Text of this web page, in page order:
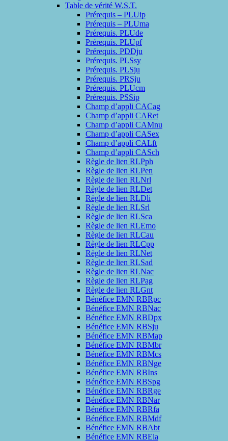
Table de vérité W.S.T.
Prérequis – PLUip
Prérequis – PLUma
Prérequis. PLUde
Prérequis. PLUpf
Prérequis. PDDju
Prérequis. PLSsy
Prérequis. PLSju
Prérequis. PRSju
Prérequis. PLUcm
Prérequis. PSSip
Champ d’appli CACag
Champ d’appli CARet
Champ d’appli CAMnu
Champ d’appli CASex
Champ d’appli CALft
Champ d’appli CASch
Règle de lien RLPph
Règle de lien RLPen
Règle de lien RLNrl
Règle de lien RLDet
Règle de lien RLDli
Règle de lien RLSrl
Règle de lien RLSca
Règle de lien RLEmo
Règle de lien RLCau
Règle de lien RLCpp
Règle de lien RLNet
Règle de lien RLSad
Règle de lien RLNac
Règle de lien RLPag
Règle de lien RLGnt
Bénéfice EMN RBRpc
Bénéfice EMN RBNac
Bénéfice EMN RBDpx
Bénéfice EMN RBSju
Bénéfice EMN RBMap
Bénéfice EMN RBMbr
Bénéfice EMN RBMcs
Bénéfice EMN RBNge
Bénéfice EMN RBIns
Bénéfice EMN RBSpg
Bénéfice EMN RBRge
Bénéfice EMN RBNar
Bénéfice EMN RBRfa
Bénéfice EMN RBMdf
Bénéfice EMN RBAbt
Bénéfice EMN RBEla